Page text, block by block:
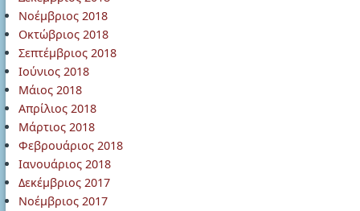
Νοέμβριος 2018
Οκτώβριος 2018
Σεπτέμβριος 2018
Ιούνιος 2018
Μάιος 2018
Απρίλιος 2018
Μάρτιος 2018
Φεβρουάριος 2018
Ιανουάριος 2018
Δεκέμβριος 2017
Νοέμβριος 2017